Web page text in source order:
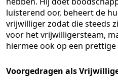
luisterend oor, beheert de
vrijwilliger zodat die steeds
voor het vrijwilligersteam,
hiermee ook op een
Voorgedragen als